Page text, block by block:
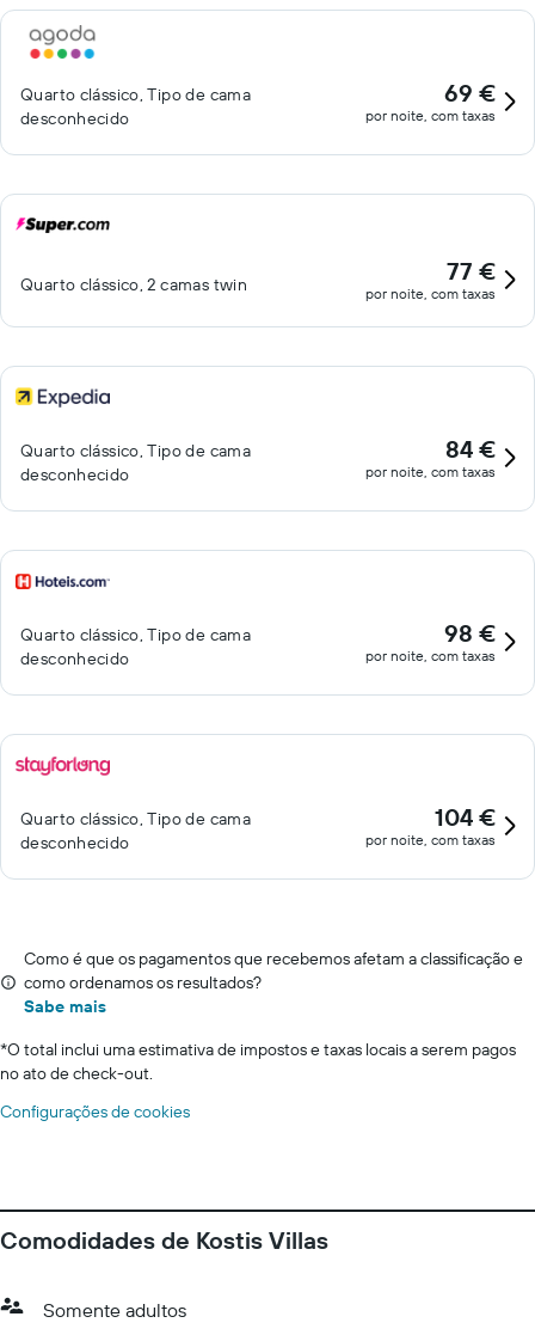
Quarto clássico, Tipo de cama
desconhecido
69 €
por noite, com taxas
Quarto clássico, 2 camas twin 77 €
por noite, com taxas
Quarto clássico, Tipo de cama
desconhecido
84 €
por noite, com taxas
Quarto clássico, Tipo de cama
desconhecido
98 €
por noite, com taxas
Quarto clássico, Tipo de cama
desconhecido
104 €
por noite, com taxas
Como é que os pagamentos que recebemos afetam a classificação e
como ordenamos os resultados?
Sabe mais
*O total inclui uma estimativa de impostos e taxas locais a serem pagos
no ato de check-out.
Configurações de cookies
Comodidades de Kostis Villas
Somente adultos